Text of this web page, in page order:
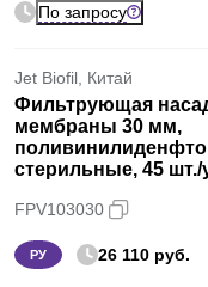
По запросу
Jet Biofil, Китай
Фильтрующая
мембраны 30 мм,
стерильные, 45 шт./
FPV103030
РУ 26 110 руб.